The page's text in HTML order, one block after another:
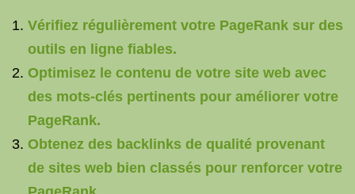
Vérifiez régulièrement votre PageRank sur des
outils en ligne fiables.
Optimisez le contenu de votre site web avec
des mots-clés pertinents pour améliorer votre
PageRank.
Obtenez des backlinks de qualité provenant
de sites web bien classés pour renforcer votre